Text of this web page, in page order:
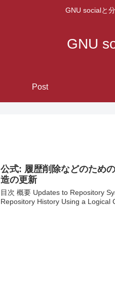
GNU socialと
GNU
Post
公式: 履歴削除などのため
造の更新
目次 概要 Updates to Repository
Repository History Using a Logical